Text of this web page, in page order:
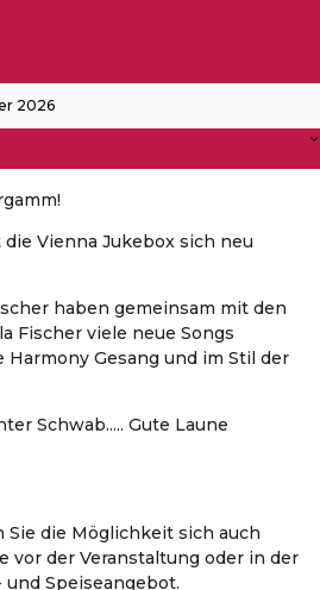
2026
Vienna Jukebox sich neu
haben gemeinsam mit den
Fischer viele neue Songs
Gesang und im Stil der
Schwab..... Gute Laune
die Möglichkeit sich auch
vor der Veranstaltung oder in der
Speiseangebot.